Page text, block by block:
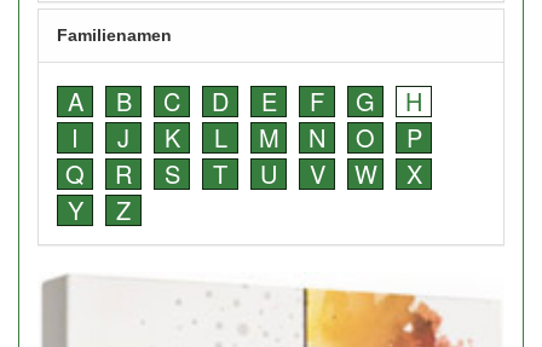
Familienamen
A B C D E F G
H
I
J K L M N O
P
Q
R S T U V W
X
Y
Z